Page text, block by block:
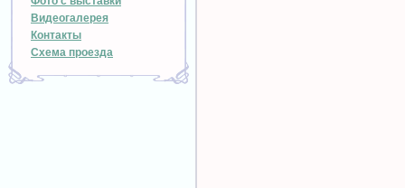
Видеогалерея
Контакты
Схема проезда